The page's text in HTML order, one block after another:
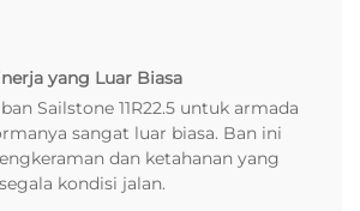
yang Luar Biasa
Sailstone 11R22.5 untuk armada
sangat luar biasa. Ban ini
dan ketahanan yang
kondisi jalan.